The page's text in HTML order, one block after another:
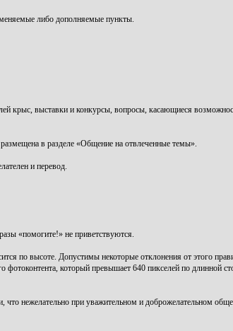
либо дополняемые пункты.
крыс, выставки и конкурсы, вопросы, касающиеся
в разделе «Общение на отвлеченные темы».
и перевод.
«помогите!» не приветствуются.
по высоте. Допустимы некоторые отклонения от этого
который превышает 640 пикселей по длинной
при уважительном и доброжелательном